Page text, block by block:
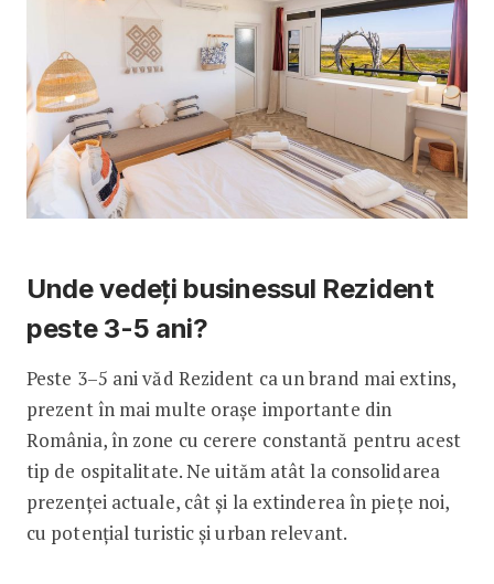
Unde vedeți businessul Rezident
peste 3-5 ani?
Peste 3–5 ani văd Rezident ca un brand mai extins,
prezent în mai multe orașe importante din
România, în zone cu cerere constantă pentru acest
tip de ospitalitate. Ne uităm atât la consolidarea
prezenței actuale, cât și la extinderea în piețe noi,
cu potențial turistic și urban relevant.